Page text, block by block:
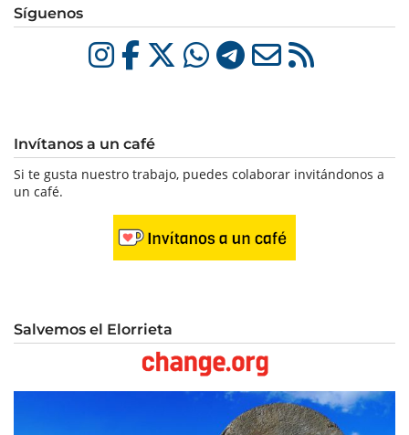
Síguenos
Invítanos a un café
Si te gusta nuestro trabajo, puedes colaborar invitándonos a
un café.
Salvemos el Elorrieta